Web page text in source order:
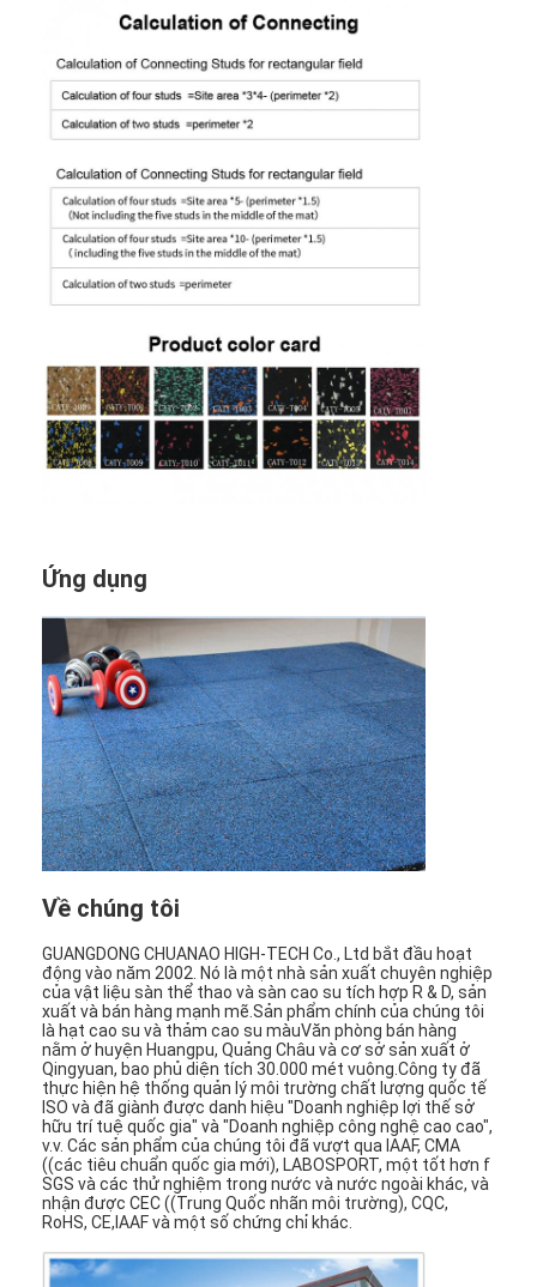
Hạt cao su EPDM
Sàn cao su thương mại
Đường lát cao su nối nhau
cỏ nhân tạo
hạt cao su SBR
Chất kết dính PU
Cỏ nghệ thuật
Cài đặt đường đua
Ứng dụng
Về chúng tôi
GUANGDONG CHUANAO HIGH-TECH Co., Ltd bắt đầu hoạt
động vào năm 2002. Nó là một nhà sản xuất chuyên nghiệp
của vật liệu sàn thể thao và sàn cao su tích hợp R & D, sản
xuất và bán hàng mạnh mẽ.Sản phẩm chính của chúng tôi
là hạt cao su và thảm cao su màuVăn phòng bán hàng
nằm ở huyện Huangpu, Quảng Châu và cơ sở sản xuất ở
Qingyuan, bao phủ diện tích 30.000 mét vuông.Công ty đã
thực hiện hệ thống quản lý môi trường chất lượng quốc tế
ISO và đã giành được danh hiệu "Doanh nghiệp lợi thế sở
hữu trí tuệ quốc gia" và "Doanh nghiệp công nghệ cao cao",
v.v. Các sản phẩm của chúng tôi đã vượt qua IAAF, CMA
((các tiêu chuẩn quốc gia mới), LABOSPORT, một tốt hơn f
SGS và các thử nghiệm trong nước và nước ngoài khác, và
nhận được CEC ((Trung Quốc nhãn môi trường), CQC,
RoHS, CE,IAAF và một số chứng chỉ khác.